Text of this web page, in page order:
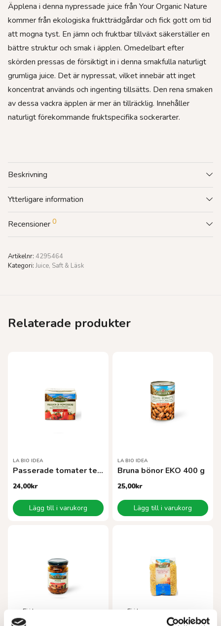
Äpplena i denna nypressade juice från Your Organic Nature
kommer från ekologiska fruktträdgårdar och fick gott om tid
att mogna tyst. En jämn och fruktbar tillväxt säkerställer en
bättre struktur och smak i äpplen. Omedelbart efter
skörden pressas de försiktigt in i denna smakfulla naturligt
grumliga juice. Det är nypressat, vilket innebär att inget
koncentrat används och ingenting tillsätts. Den rena smaken
av dessa vackra äpplen är mer än tillräcklig. Innehåller
naturligt förekommande fruktspecifika sockerarter.
Beskrivning
Ytterligare information
Recensioner 0
Artikelnr: 4295464
Kategori: Juice, Saft & Läsk
Relaterade produkter
LA BIO IDEA
Passerade tomater tetra 500 g EKO
24,00kr
Lägg till i varukorg
LA BIO IDEA
Bruna bönor EKO 400 g
25,00kr
Lägg till i varukorg